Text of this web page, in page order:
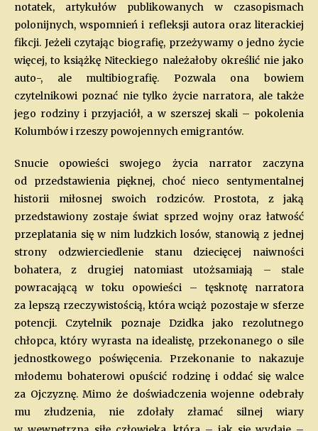
notatek, artykułów publikowanych w czasopismach
polonijnych, wspomnień i refleksji autora oraz literackiej
fikcji. Jeżeli czytając biografię, przeżywamy o jedno życie
więcej, to książkę Niteckiego należałoby określić nie jako
auto-, ale multibiografię. Pozwala ona bowiem
czytelnikowi poznać nie tylko życie narratora, ale także
jego rodziny i przyjaciół, a w szerszej skali – pokolenia
Kolumbów i rzeszy powojennych emigrantów.
Snucie opowieści swojego życia narrator zaczyna
od przedstawienia pięknej, choć nieco sentymentalnej
historii miłosnej swoich rodziców. Prostota, z jaką
przedstawiony zostaje świat sprzed wojny oraz łatwość
przeplatania się w nim ludzkich losów, stanowią z jednej
strony odzwierciedlenie stanu dziecięcej naiwności
bohatera, z drugiej natomiast utożsamiają – stale
powracającą w toku opowieści – tęsknotę narratora
za lepszą rzeczywistością, która wciąż pozostaje w sferze
potencji. Czytelnik poznaje Dzidka jako rezolutnego
chłopca, który wyrasta na idealistę, przekonanego o sile
jednostkowego poświęcenia. Przekonanie to nakazuje
młodemu bohaterowi opuścić rodzinę i oddać się walce
za Ojczyznę. Mimo że doświadczenia wojenne odebrały
mu złudzenia, nie zdołały złamać silnej wiary